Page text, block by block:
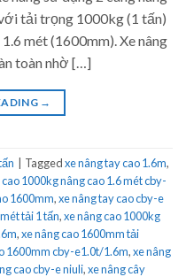
tải trọng 1000kg (1 tấn)
mét (1600mm). Xe nâng
toàn nhờ […]
→
Taggedxe nâng tay cao 1.6m,
1000kg nâng cao 1.6 mét cby-
1600mm,xe nâng tay cao cby-e
tải 1 tấn,xe nâng cao 1000kg
,xe nâng cao 1600mm tải
1600mm cby-e1.0t/1.6m,xe nâng
cao cby-e niuli,xe nâng cây